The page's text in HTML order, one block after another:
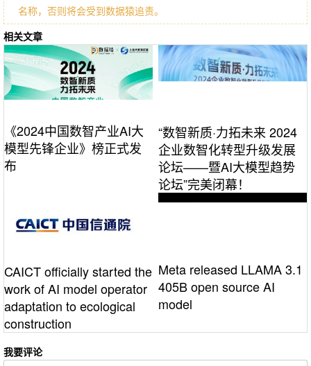
名称，否则将会受到数据猿追责。
相关文章
《2024中国数智产业AI大
模型先锋企业》榜正式发
布
“数智新质·力拓未来 2024
企业数智化转型升级发展
论坛——暨AI大模型趋势
论坛”完美闭幕！
CAICT officially started the
work of AI model operator
adaptation to ecological
construction
Meta released LLAMA 3.1
405B open source AI
model
我要评论